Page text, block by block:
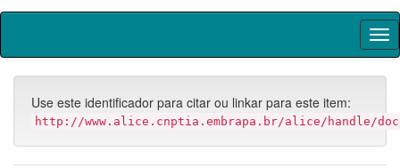
Skip
Use este identificador para citar ou linkar para este item:
http://www.alice.cnptia.embrapa.br/alice/handle/